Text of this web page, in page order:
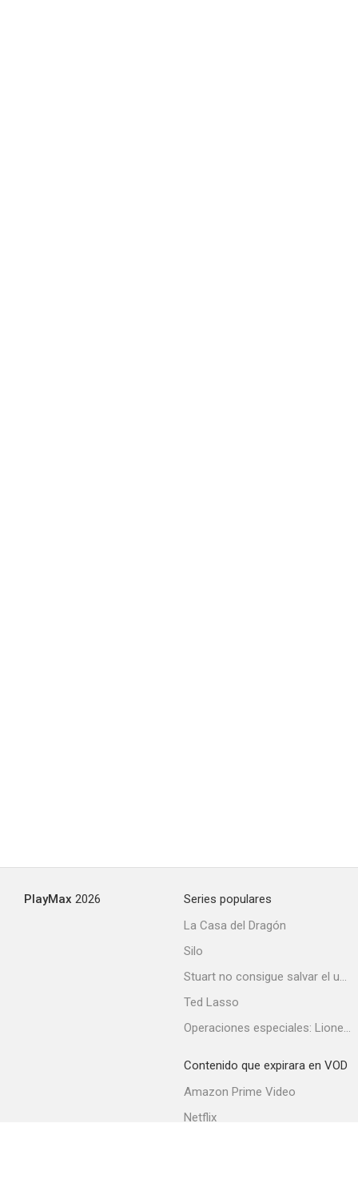
PlayMax 2026
Series populares
La Casa del Dragón
Silo
Stuart no consigue salvar el universo
Ted Lasso
Operaciones especiales: Lioness
Contenido que expirara en VOD
Amazon Prime Video
Netflix